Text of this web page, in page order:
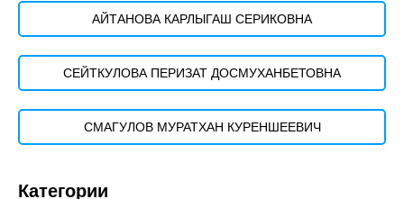
АЙТАНОВА КАРЛЫГАШ СЕРИКОВНА
СЕЙТКУЛОВА ПЕРИЗАТ ДОСМУХАНБЕТОВНА
СМАГУЛОВ МУРАТХАН КУРЕНШЕЕВИЧ
Категории